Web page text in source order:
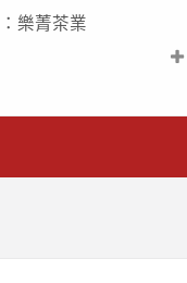
：樂菁茶業